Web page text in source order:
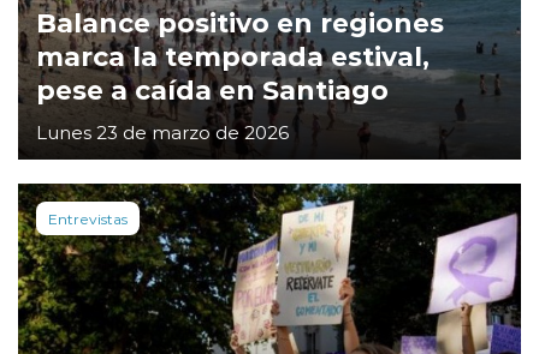
Balance positivo en regiones
marca la temporada estival,
pese a caída en Santiago
Lunes 23 de marzo de 2026
Entrevistas